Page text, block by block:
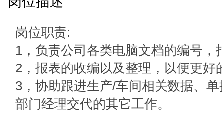
岗位职责:
1，负责公司各类电脑文档的编号，
2，报表的收编以及整理，以便更好
3，协助跟进生产/车间相关数据、
部门经理交代的其它工作。